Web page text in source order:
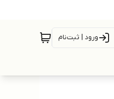
ورود | ثبت‌نام